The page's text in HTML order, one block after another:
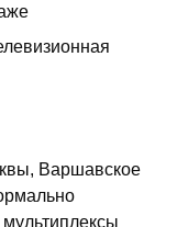
Варшавское